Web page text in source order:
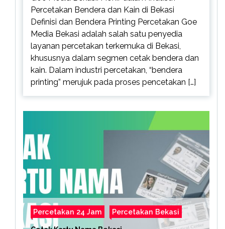
Percetakan Bendera dan Kain di Bekasi
Definisi dan Bendera Printing Percetakan Goe
Media Bekasi adalah salah satu penyedia
layanan percetakan terkemuka di Bekasi,
khususnya dalam segmen cetak bendera dan
kain. Dalam industri percetakan, “bendera
printing” merujuk pada proses pencetakan […]
Percetakan 24 Jam Percetakan Bekasi